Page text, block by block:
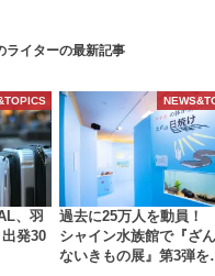
ライターの最新記事
、羽
発30
過去に25万人を動員！
シャイン水族館で『ざ
ないきもの展』第3弾